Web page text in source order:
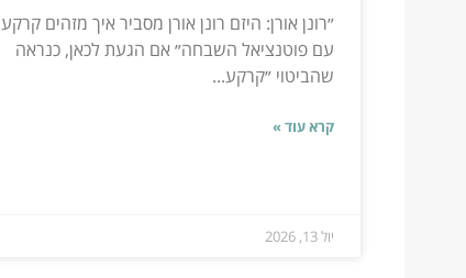
״רונן אורן: היזם רונן אורן מסביר איך מזהים קרקע
עם פוטנציאל השבחה״ אם הגעת לכאן, כנראה
שהביטוי ״קרקע...
קרא עוד »
יול 13, 2026